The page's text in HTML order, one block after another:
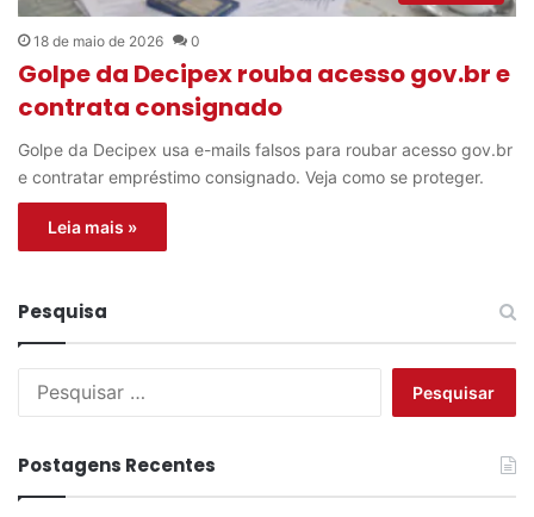
18 de maio de 2026 0
Golpe da Decipex rouba acesso gov.br e
contrata consignado
Golpe da Decipex usa e-mails falsos para roubar acesso gov.br
e contratar empréstimo consignado. Veja como se proteger.
Leia mais »
Pesquisa
i
Postagens Recentes